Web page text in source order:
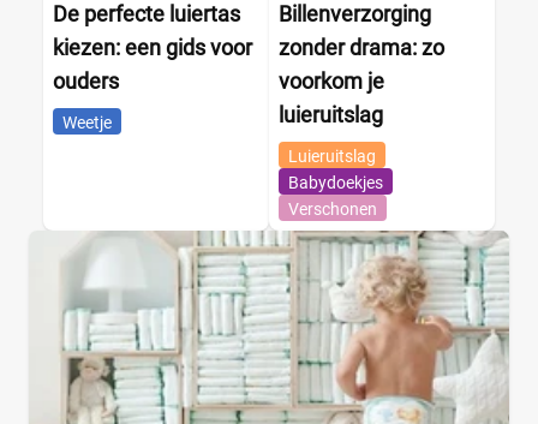
De perfecte luiertas
kiezen: een gids voor
ouders
Weetje
Billenverzorging
zonder drama: zo
voorkom je
luieruitslag
Luieruitslag
Babydoekjes
Verschonen